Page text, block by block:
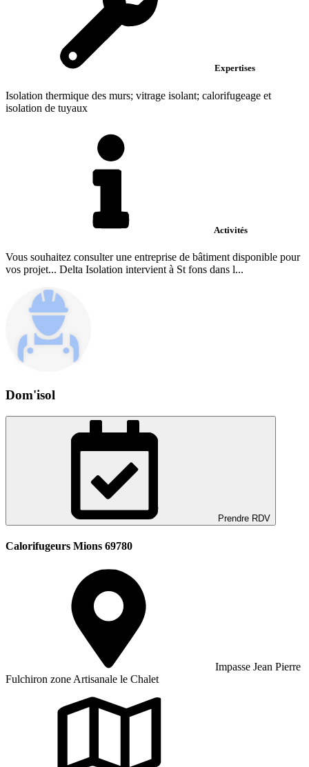
Expertises
Isolation thermique des murs; vitrage isolant; calorifugeage et
isolation de tuyaux
Activités
Vous souhaitez consulter une entreprise de bâtiment disponible pour
vos projet... Delta Isolation intervient à St fons dans l...
Dom'isol
Prendre RDV
Calorifugeurs Mions 69780
Impasse Jean Pierre
Fulchiron zone Artisanale le Chalet